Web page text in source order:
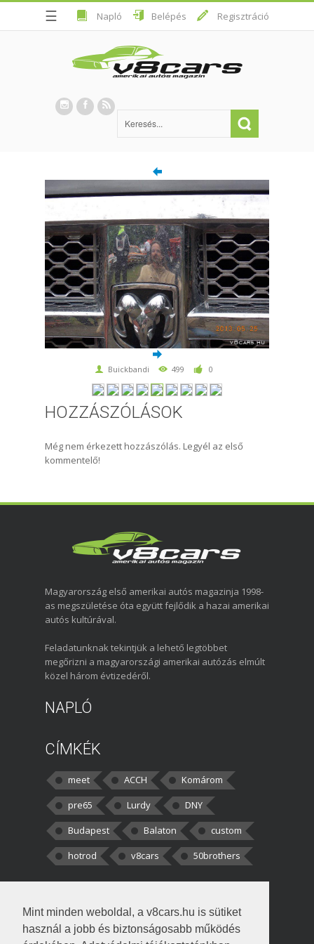
Mint minden weboldal, a v8cars.hu is sütiket
használ a jobb és biztonságosabb működés
☰ Napló Belépés Regisztráció
Buickbandi 499 0
HOZZÁSZÓLÁSOK
Még nem érkezett hozzászólás. Legyél az első
kommentelő!
Magyarország első amerikai autós magazinja 1998-
as megszületése óta együtt fejlődik a hazai amerikai
autós kultúrával.
Feladatunknak tekintjük a lehető legtöbbet
megőrizni a magyarországi amerikai autózás elmúlt
közel három évtizedéről.
NAPLÓ
CÍMKÉK
meet ACCH
Komárom
pre65
Lurdy
DNY
Budapest
Balaton
custom
hotrod
v8cars 50brothers
kortisz:Elszúrtam! Én csak két
darabbaal számoltam. Nem tudtam, hogy fél autót,